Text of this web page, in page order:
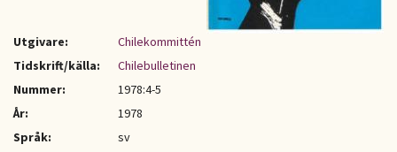
Utgivare:
Chilekommittén
Tidskrift/källa:
Chilebulletinen
Nummer:
1978:4-5
År:
1978
Språk:
sv